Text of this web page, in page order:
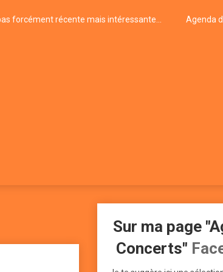
forcément récente mais intéressante… Agenda
Sur ma page
Concerts"